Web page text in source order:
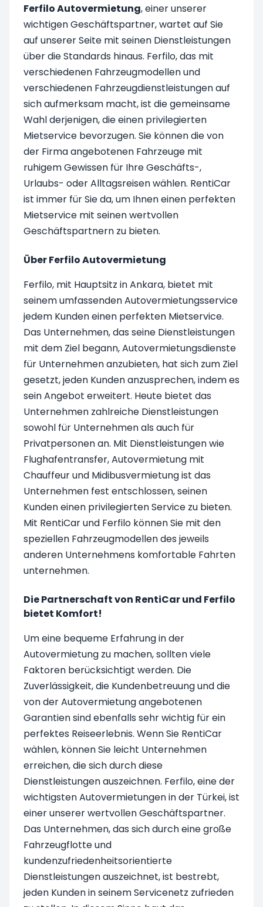
Ferfilo Autovermietung, einer unserer
wichtigen Geschäftspartner, wartet auf Sie
auf unserer Seite mit seinen Dienstleistungen
über die Standards hinaus. Ferfilo, das mit
verschiedenen Fahrzeugmodellen und
verschiedenen Fahrzeugdienstleistungen auf
sich aufmerksam macht, ist die gemeinsame
Wahl derjenigen, die einen privilegierten
Mietservice bevorzugen. Sie können die von
der Firma angebotenen Fahrzeuge mit
ruhigem Gewissen für Ihre Geschäfts-,
Urlaubs- oder Alltagsreisen wählen. RentiCar
ist immer für Sie da, um Ihnen einen perfekten
Mietservice mit seinen wertvollen
Geschäftspartnern zu bieten.
Über Ferfilo Autovermietung
Ferfilo, mit Hauptsitz in Ankara, bietet mit
seinem umfassenden Autovermietungsservice
jedem Kunden einen perfekten Mietservice.
Das Unternehmen, das seine Dienstleistungen
mit dem Ziel begann, Autovermietungsdienste
für Unternehmen anzubieten, hat sich zum Ziel
gesetzt, jeden Kunden anzusprechen, indem es
sein Angebot erweitert. Heute bietet das
Unternehmen zahlreiche Dienstleistungen
sowohl für Unternehmen als auch für
Privatpersonen an. Mit Dienstleistungen wie
Flughafentransfer, Autovermietung mit
Chauffeur und Midibusvermietung ist das
Unternehmen fest entschlossen, seinen
Kunden einen privilegierten Service zu bieten.
Mit RentiCar und Ferfilo können Sie mit den
speziellen Fahrzeugmodellen des jeweils
anderen Unternehmens komfortable Fahrten
unternehmen.
Die Partnerschaft von RentiCar und Ferfilo
bietet Komfort!
Um eine bequeme Erfahrung in der
Autovermietung zu machen, sollten viele
Faktoren berücksichtigt werden. Die
Zuverlässigkeit, die Kundenbetreuung und die
von der Autovermietung angebotenen
Garantien sind ebenfalls sehr wichtig für ein
perfektes Reiseerlebnis. Wenn Sie RentiCar
wählen, können Sie leicht Unternehmen
erreichen, die sich durch diese
Dienstleistungen auszeichnen. Ferfilo, eine der
wichtigsten Autovermietungen in der Türkei, ist
einer unserer wertvollen Geschäftspartner.
Das Unternehmen, das sich durch eine große
Fahrzeugflotte und
kundenzufriedenheitsorientierte
Dienstleistungen auszeichnet, ist bestrebt,
jeden Kunden in seinem Servicenetz zufrieden